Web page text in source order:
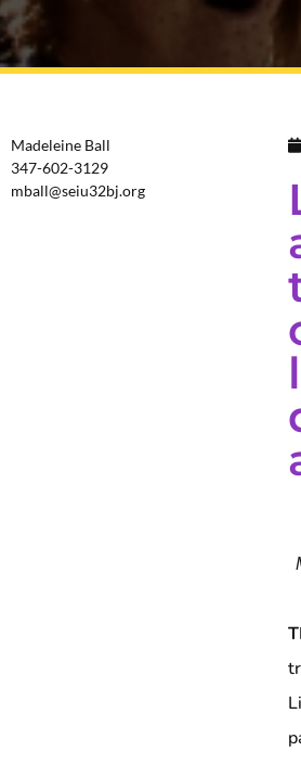
Madeleine Ball
347-602-3129
mball@seiu32bj.org